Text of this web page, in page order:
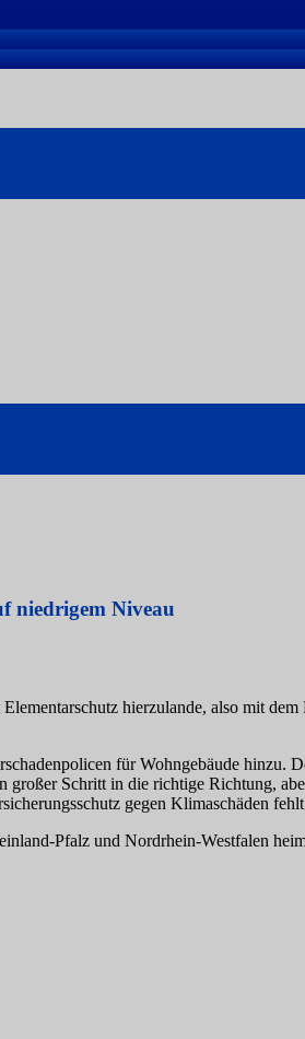
niedrigem Niveau
hierzulande, also mit
für Wohngebäude hinzu.
großer Schritt in die richtige Richtung,
gegen Klimaschäden
Pfalz und Nordrhein-Westfalen